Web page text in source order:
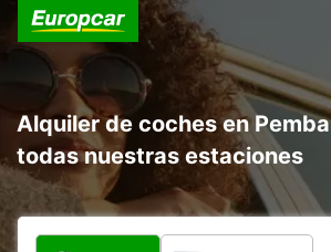
Alquiler de coches en
todas nuestras estaciones
¿Qué tipo de vehículo?